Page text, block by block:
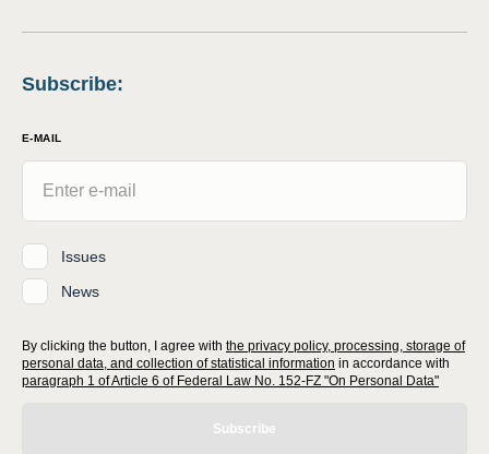
Subscribe:
E-MAIL
Issues
News
By clicking the button, I agree with the privacy policy, processing, storage of
personal data, and collection of statistical information in accordance with
paragraph 1 of Article 6 of Federal Law No. 152-FZ "On Personal Data"
Subscribe